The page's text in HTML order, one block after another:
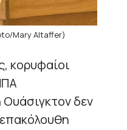
Mary Altaffer)
κορυφαίοι
Ουάσιγκτον δεν